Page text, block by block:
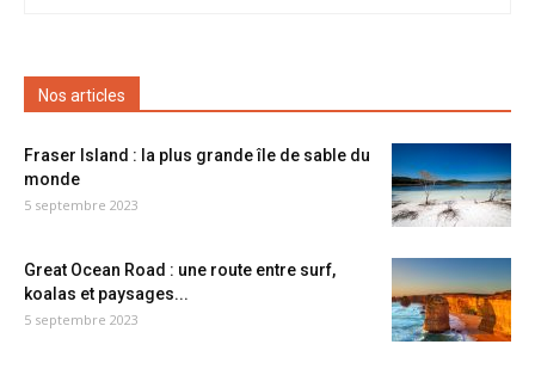
Nos articles
Fraser Island : la plus grande île de sable du
monde
5 septembre 2023
Great Ocean Road : une route entre surf,
koalas et paysages...
5 septembre 2023